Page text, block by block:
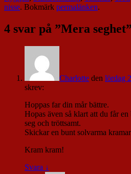
nisse. Bokmärk permalänken.
4 svar på ”Mera seghet”
Charlotte den lördag
skrev:
Hoppas far din mår bättre.
Hopas även så klart att du får
seg och tröttsamt.
Skickar en bunt solvarma
Kram kram!
Svara ↓